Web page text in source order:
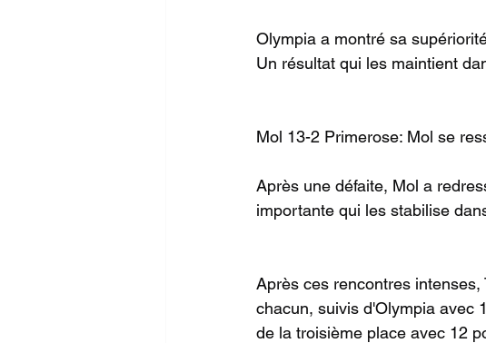
Olympia a montré sa
Un résultat qui les maintient
Mol 13-2 Primerose: Mol se
Après une défaite, Mol a
importante qui les stabilise
Après ces rencontres
chacun, suivis d'Olympia avec
de la troisième place avec 12